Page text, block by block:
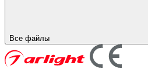
Все файлы